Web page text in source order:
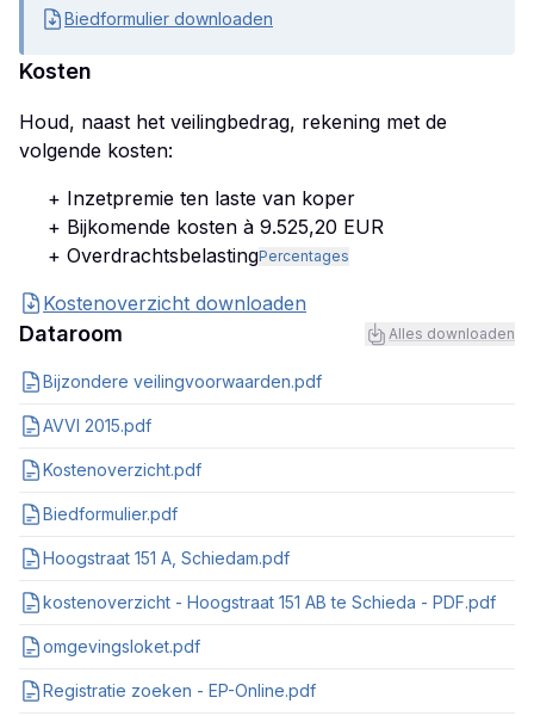
Biedformulier downloaden
Kosten
Houd, naast het veilingbedrag, rekening met de
volgende kosten:
+ Inzetpremie ten laste van koper
+ Bijkomende kosten à 9.525,20 EUR
+ OverdrachtsbelastingPercentages
Kostenoverzicht downloaden
Dataroom Alles downloaden
Bijzondere veilingvoorwaarden.pdf
AVVI 2015.pdf
Kostenoverzicht.pdf
Biedformulier.pdf
Hoogstraat 151 A, Schiedam.pdf
kostenoverzicht - Hoogstraat 151 AB te Schieda - PDF.pdf
omgevingsloket.pdf
Registratie zoeken - EP-Online.pdf